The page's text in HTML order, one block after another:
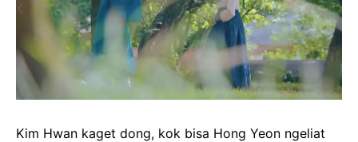
Kim Hwan kaget dong, kok bisa Hong Yeon ngeliat